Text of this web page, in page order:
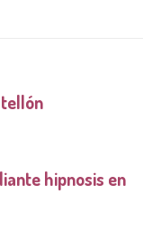
hipnosis en